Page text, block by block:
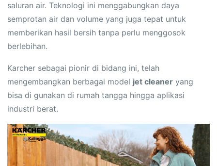
saluran air. Teknologi ini menggabungkan daya
semprotan air dan volume yang juga tepat untuk
memberikan hasil bersih tanpa perlu menggosok
berlebihan.
Karcher sebagai pionir di bidang ini, telah
mengembangkan berbagai model jet cleaner yang
bisa di gunakan di rumah tangga hingga aplikasi
industri berat.